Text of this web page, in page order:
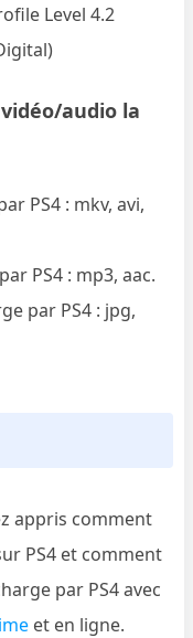
Level 4.2
audio la
PS4 : mkv, avi,
PS4 : mp3, aac.
par PS4 : jpg,
appris comment
PS4 et comment
par PS4 avec
et en ligne.